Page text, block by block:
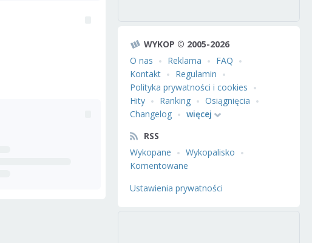
WYKOP © 2005-2026
O nas
Reklama
FAQ
Kontakt
Regulamin
Polityka prywatności i cookies
Hity
Ranking
Osiągnięcia
Changelog
więcej
RSS
Wykopane
Wykopalisko
Komentowane
Ustawienia prywatności